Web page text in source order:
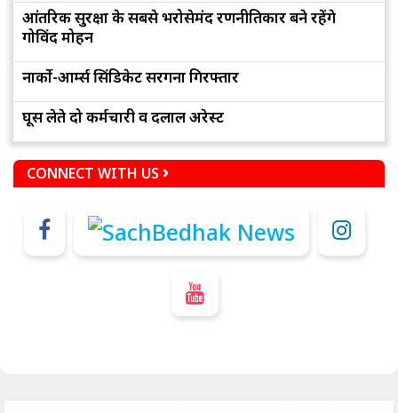
आंतरिक सुरक्षा के सबसे भरोसेमंद रणनीतिकार बने रहेंगे
गोविंद मोहन
नार्को-आर्म्स सिंडिकेट सरगना गिरफ्तार
घूस लेते दो कर्मचारी व दलाल अरेस्ट
CONNECT WITH US